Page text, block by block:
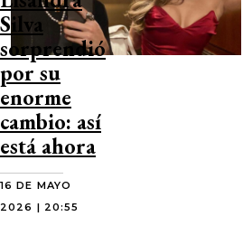
Silva
sorprendió
por su
enorme
cambio: así
está ahora
16 DE MAYO
2026 | 20:55